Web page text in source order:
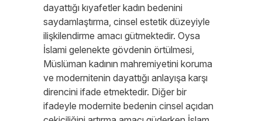
dayattığı kıyafetler kadın bedenini
saydamlaştırma, cinsel estetik düzeyiyle
ilişkilendirme amacı gütmektedir. Oysa
İslami gelenekte gövdenin örtülmesi,
Müslüman kadının mahremiyetini koruma
ve modernitenin dayattığı anlayışa karşı
direncini ifade etmektedir. Diğer bir
ifadeyle modernite bedenin cinsel açıdan